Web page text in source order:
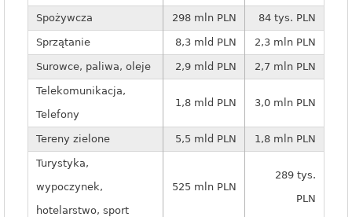
Spożywcza 298 mln PLN 84 tys. PLN
Sprzątanie 8,3 mld PLN 2,3 mln PLN
Surowce, paliwa, oleje 2,9 mld PLN 2,7 mln PLN
Telekomunikacja,
Telefony
1,8 mld PLN 3,0 mln PLN
Tereny zielone 5,5 mld PLN 1,8 mln PLN
Turystyka,
wypoczynek,
hotelarstwo, sport
525 mln PLN
289 tys.
PLN